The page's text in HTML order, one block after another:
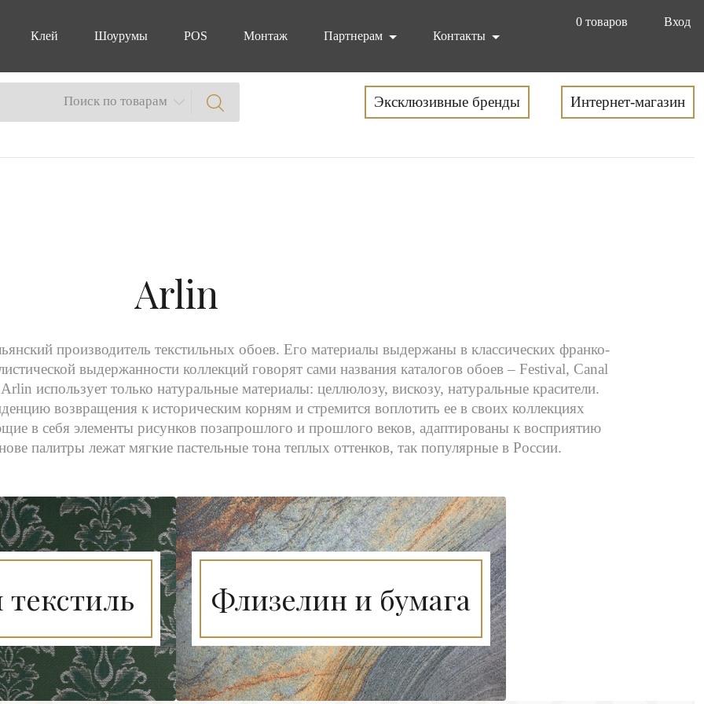
0 товаров
Вход
Клей
Шоурумы POS Монтаж Партнерам Контакты
Поиск по товарам Эксклюзивные бренды Интернет-магазин
Arlin
производитель текстильных обоев. Его материалы выдержаны в классических франко-
выдержанности коллекций говорят сами названия каталогов обоев – Festival, Canal
использует только натуральные материалы: целлюлозу, вискозу, натуральные красители.
возвращения к историческим корням и стремится воплотить ее в своих коллекциях
в себя элементы рисунков позапрошлого и прошлого веков, адаптированы к восприятию
палитры лежат мягкие пастельные тона теплых оттенков, так популярные в России.
Флизелин и бумага